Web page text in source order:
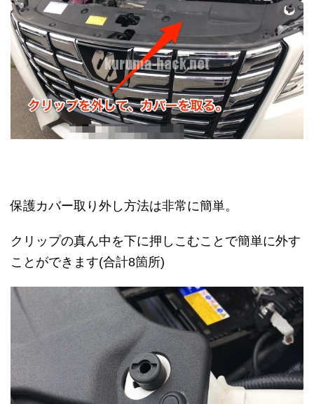
保護カバー取り外し方法は非常に簡単。
クリップの真ん中を下に押しこむことで簡単に外す
ことができます(合計8箇所)